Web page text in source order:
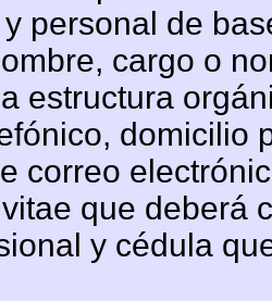
personal de
cargo o
estructura
domicilio
correo
que deberá
y cédula